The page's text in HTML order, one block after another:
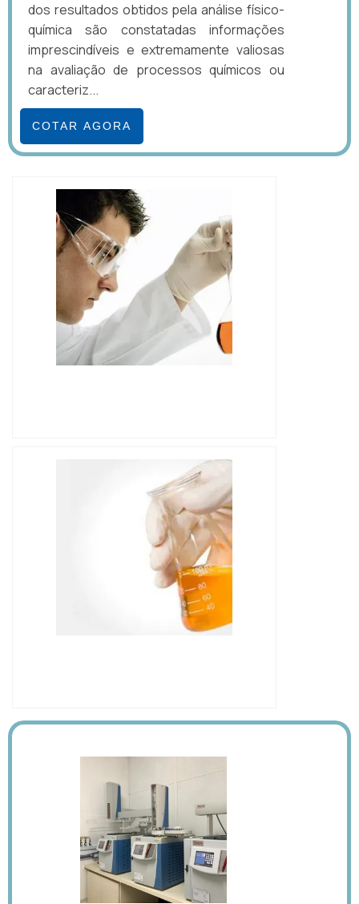
dos resultados obtidos pela análise físico-
química são constatadas informações
imprescindíveis e extremamente valiosas
na avaliação de processos químicos ou
caracteriz...
COTAR AGORA